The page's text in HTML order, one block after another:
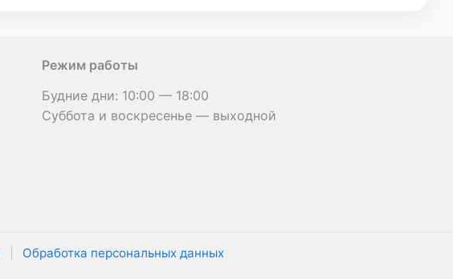
Режим работы
Будние дни: 10:00 — 18:00
Суббота и воскресенье — выходной
Обработка персональных данных